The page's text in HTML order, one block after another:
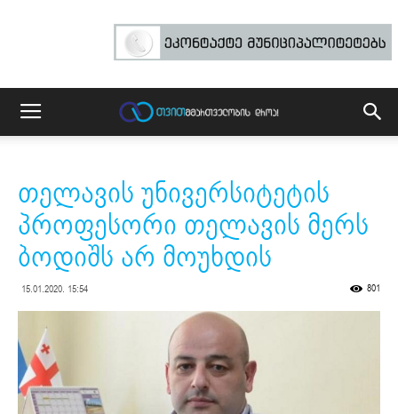
თელავის უნივერსიტეტის
პროფესორი თელავის მერს
ბოდიშს არ მოუხდის
15.01.2020. 15:54 801